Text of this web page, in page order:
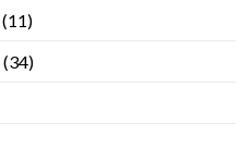
(11)
(34)